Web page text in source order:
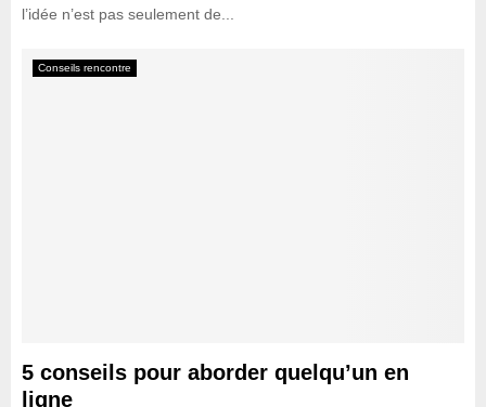
l’idée n’est pas seulement de...
Conseils rencontre
5 conseils pour aborder quelqu’un en
ligne